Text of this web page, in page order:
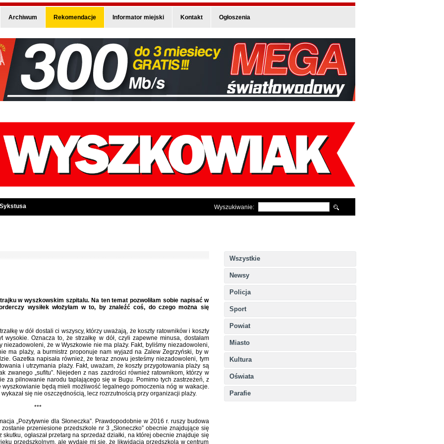
Archiwum Rekomendacje Informator miejski Kontakt Ogłoszenia
Wyszukiwanie:
Wszystkie
Newsy
Policja
Sport
Powiat
Miasto
Kultura
Oświata
Parafie
w wyszkowskim szpitalu. Na ten temat pozwoliłam sobie napisać w
wysiłek włożyłam w to, by znaleźć coś, do czego można się
w dół dostali ci wszyscy, którzy uważają, że koszty ratowników i koszty
Oznacza to, że strzałkę w dół, czyli zapewne minusa, dostałam
niezadowoleni, że w Wyszkowie nie ma plaży. Fakt, byliśmy niezadowoleni,
ma plaży, a burmistrz proponuje nam wyjazd na Zalew Zegrzyński, by w
Gazetka napisała również, że teraz znowu jesteśmy niezadowoleni, tym
i utrzymania plaży. Fakt, uważam, że koszty przygotowania plaży są
zwanego „sufitu”. Niejeden z nas zazdrości również ratownikom, którzy w
za pilnowanie narodu taplającego się w Bugu. Pomimo tych zastrzeżeń, z
wyszkowianie będą mieli możliwość legalnego pomoczenia nóg w wakacje.
się nie oszczędnością, lecz rozrzutnością przy organizacji plaży.
***
„Pozytywnie dla Słoneczka”. Prawdopodobnie w 2016 r. ruszy budowa
przeniesione przedszkole nr 3 „Słoneczko” obecnie znajdujące się
ogłaszał przetarg na sprzedaż działki, na której obecnie znajduje się
przedszkolnym, ale wydaje mi się, że likwidacja przedszkola w centrum